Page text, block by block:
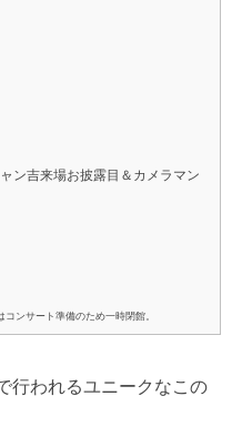
ン吉来場お披露目＆カメラマン
ンサート準備のため一時閉館。
行われるユニークなこの